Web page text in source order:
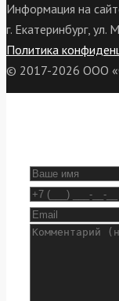
Информация на
г. Екатеринбург,
Политика
© 2017-2026 ООО